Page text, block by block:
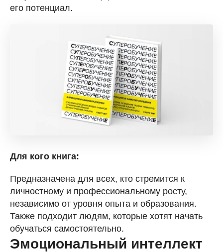
его потенциал.
Для кого книга:
Предназначена для всех, кто стремится к
личностному и профессиональному росту,
независимо от уровня опыта и образования.
Также подходит людям, которые хотят начать
обучаться самостоятельно.
Эмоциональный интеллект